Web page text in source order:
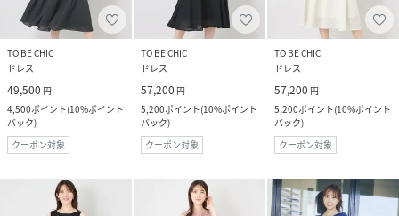
TO BE CHIC
ドレス
49,500 円
4,500ポイント(10%ポイント
バック)
クーポン対象
TO BE CHIC
ドレス
57,200 円
5,200ポイント(10%ポイント
バック)
クーポン対象
TO BE CHIC
ドレス
57,200 円
5,200ポイント(10%ポイント
バック)
クーポン対象